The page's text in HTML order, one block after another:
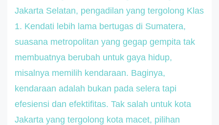
Jakarta Selatan, pengadilan yang tergolong Klas
1. Kendati lebih lama bertugas di Sumatera,
suasana metropolitan yang gegap gempita tak
membuatnya berubah untuk gaya hidup,
misalnya memilih kendaraan. Baginya,
kendaraan adalah bukan pada selera tapi
efesiensi dan efektifitas. Tak salah untuk kota
Jakarta yang tergolong kota macet, pilihan